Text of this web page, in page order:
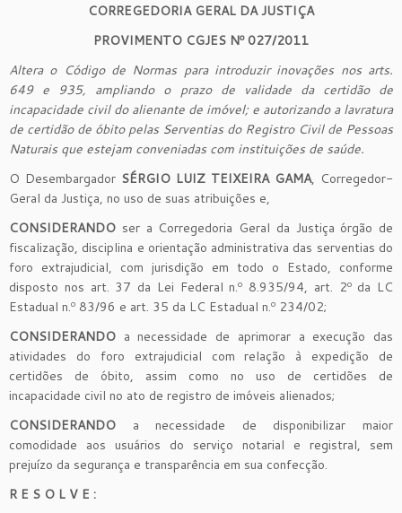
CORREGEDORIA GERAL DA JUSTIÇA
PROVIMENTO CGJES Nº 027/2011
Altera o Código de Normas para introduzir inovações nos arts.
649 e 935, ampliando o prazo de validade da certidão de
incapacidade civil do alienante de imóvel; e autorizando a lavratura
de certidão de óbito pelas Serventias do Registro Civil de Pessoas
Naturais que estejam conveniadas com instituições de saúde.
O Desembargador SÉRGIO LUIZ TEIXEIRA GAMA, Corregedor-
Geral da Justiça, no uso de suas atribuições e,
CONSIDERANDO ser a Corregedoria Geral da Justiça órgão de
fiscalização, disciplina e orientação administrativa das serventias do
foro extrajudicial, com jurisdição em todo o Estado, conforme
disposto nos art. 37 da Lei Federal n.º 8.935/94, art. 2º da LC
Estadual n.º 83/96 e art. 35 da LC Estadual n.º 234/02;
CONSIDERANDO a necessidade de aprimorar a execução das
atividades do foro extrajudicial com relação à expedição de
certidões de óbito, assim como no uso de certidões de
incapacidade civil no ato de registro de imóveis alienados;
CONSIDERANDO a necessidade de disponibilizar maior
comodidade aos usuários do serviço notarial e registral, sem
prejuízo da segurança e transparência em sua confecção.
R E S O L V E :